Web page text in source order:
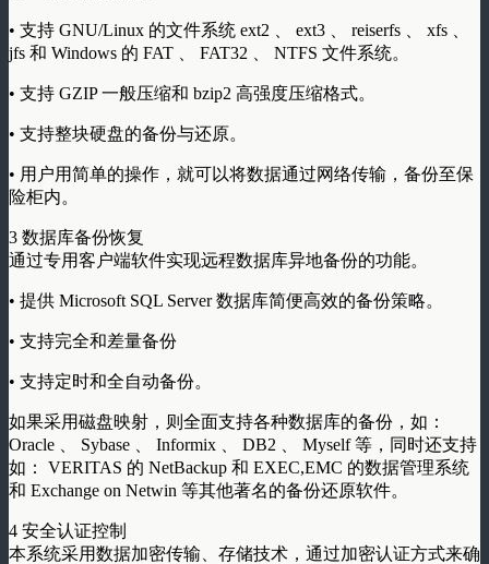
• 支持 GNU/Linux 的文件系统 ext2 、 ext3 、 reiserfs 、 xfs 、
jfs 和 Windows 的 FAT 、 FAT32 、 NTFS 文件系统。
• 支持 GZIP 一般压缩和 bzip2 高强度压缩格式。
• 支持整块硬盘的备份与还原。
• 用户用简单的操作，就可以将数据通过网络传输，备份至保
险柜内。
3 数据库备份恢复
通过专用客户端软件实现远程数据库异地备份的功能。
• 提供 Microsoft SQL Server 数据库简便高效的备份策略。
• 支持完全和差量备份
• 支持定时和全自动备份。
如果采用磁盘映射，则全面支持各种数据库的备份，如：
Oracle 、 Sybase 、 Informix 、 DB2 、 Myself 等，同时还支持
如： VERITAS 的 NetBackup 和 EXEC,EMC 的数据管理系统
和 Exchange on Netwin 等其他著名的备份还原软件。
4 安全认证控制
本系统采用数据加密传输、存储技术，通过加密认证方式来确